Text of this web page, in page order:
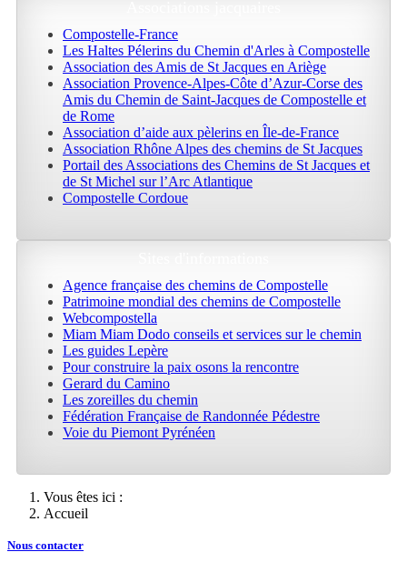
Compostelle-France
Les Haltes Pélerins du Chemin d'Arles à Compostelle
Association des Amis de St Jacques en Ariège
Association Provence-Alpes-Côte d’Azur-Corse des
Amis du Chemin de Saint-Jacques de Compostelle et
de Rome
Association d’aide aux pèlerins en Île-de-France
Association Rhône Alpes des chemins de St Jacques
Portail des Associations des Chemins de St Jacques et
de St Michel sur l’Arc Atlantique
Compostelle Cordoue
Agence française des chemins de Compostelle
Patrimoine mondial des chemins de Compostelle
Webcompostella
Miam Miam Dodo conseils et services sur le chemin
Les guides Lepère
Pour construire la paix osons la rencontre
Gerard du Camino
Les zoreilles du chemin
Fédération Française de Randonnée Pédestre
Voie du Piemont Pyrénéen
Vous êtes ici :
Accueil
Nous contacter